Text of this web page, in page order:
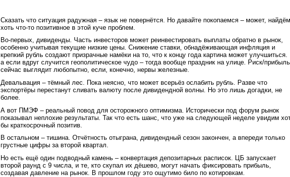
Сказать что ситуация радужная – язык не повернётся. Но давайте покопаемся – может, найдём
хоть что-то позитивное в этой куче проблем.
Во-первых, дивиденды. Часть инвесторов может реинвестировать выплаты обратно в рынок,
особенно учитывая текущие низкие цены. Снижение ставки, обнадёживающая инфляция и
крепкий рубль создают призрачные намёки на то, что к концу года картина может улучшиться.
а если вдруг случится геополитическое чудо – тогда вообще праздник на улице. Риск/прибыль
сейчас выглядит любопытно, если, конечно, нервы железные.
Девальвация – тёмный лес. Пока неясно, что может всерьёз ослабить рубль. Разве что
экспортёры перестанут сливать валюту после дивидендной волны. Но это лишь догадки, не
более.
А вот ПМЭФ – реальный повод для осторожного оптимизма. Исторически под форум рынок
показывал неплохие результаты. Так что есть шанс, что уже на следующей неделе увидим
бы краткосрочный позитив.
В остальном – тишина. Отчётность отыграна, дивидендный сезон закончен, а впереди только
грустные цифры за второй квартал.
Но есть ещё один подводный камень – конвертация депозитарных расписок. ЦБ запускает
второй раунд с 9 числа, и те, кто скупал их дёшево, могут начать фиксировать прибыль,
создавая давление на рынок. В прошлом году это ощутимо било по котировкам.